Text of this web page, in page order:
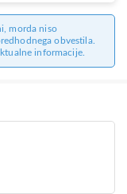
morda niso
obvestila.
informacije.